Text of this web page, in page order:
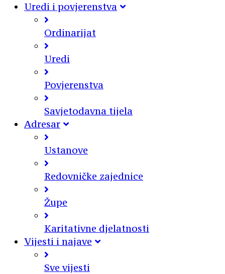
Uredi i povjerenstva
Ordinarijat
Uredi
Povjerenstva
Savjetodavna tijela
Adresar
Ustanove
Redovničke zajednice
Župe
Karitativne djelatnosti
Vijesti i najave
Sve vijesti